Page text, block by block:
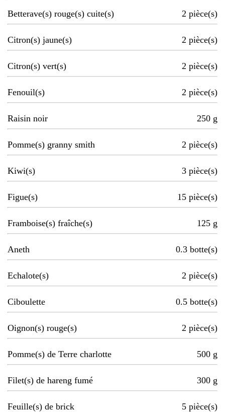
Betterave(s) rouge(s) cuite(s) 2 pièce(s)
Citron(s) jaune(s) 2 pièce(s)
Citron(s) vert(s) 2 pièce(s)
Fenouil(s) 2 pièce(s)
Raisin noir 250 g
Pomme(s) granny smith 2 pièce(s)
Kiwi(s) 3 pièce(s)
Figue(s) 15 pièce(s)
Framboise(s) fraîche(s) 125 g
Aneth 0.3 botte(s)
Echalote(s) 2 pièce(s)
Ciboulette 0.5 botte(s)
Oignon(s) rouge(s) 2 pièce(s)
Pomme(s) de Terre charlotte 500 g
Filet(s) de hareng fumé 300 g
Feuille(s) de brick 5 pièce(s)